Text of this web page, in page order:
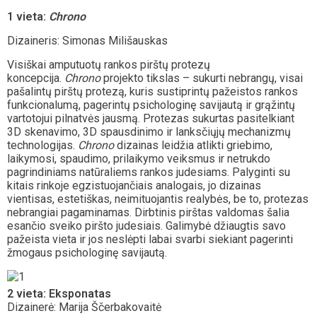
1 vieta: Chrono
Dizaineris: Simonas Milišauskas
Visiškai amputuotų rankos pirštų protezų
koncepcija. Chronoprojekto tikslas – sukurti nebrangų, visai
pašalintų pirštų protezą, kuris sustiprintų pažeistos rankos
funkcionalumą, pagerintų psichologinę savijautą ir grąžintų
vartotojui pilnatvės jausmą. Protezas sukurtas pasitelkiant
3D skenavimo, 3D spausdinimo ir lanksčiųjų mechanizmų
technologijas. Chronodizainas leidžia atlikti griebimo,
laikymosi, spaudimo, prilaikymo veiksmus ir netrukdo
pagrindiniams natūraliems rankos judesiams. Palyginti su
kitais rinkoje egzistuojančiais analogais, jo dizainas
vientisas, estetiškas, neimituojantis realybės, be to, protezas
nebrangiai pagaminamas. Dirbtinis pirštas valdomas šalia
esančio sveiko piršto judesiais. Galimybė džiaugtis savo
pažeista vieta ir jos neslėpti labai svarbi siekiant pagerinti
žmogaus psichologinę savijautą.
2 vieta: Eksponatas
Dizainerė: Marija Ščerbakovaitė